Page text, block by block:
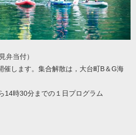
当付）
します。集合解散は，大台町B＆G海
時30分までの１日プログラム